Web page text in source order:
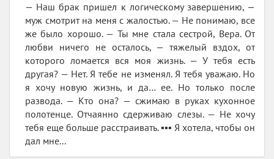
— Наш брак пришел к логическому завершению, —
муж смотрит на меня с жалостью. — Не понимаю, все
же было хорошо. — Ты мне стала сестрой, Вера. От
любви ничего не осталось, — тяжелый вздох, от
которого ломается вся моя жизнь. — У тебя есть
другая? — Нет. Я тебе не изменял. Я тебя уважаю. Но
я хочу новую жизнь, и да… ее. Но только после
развода. — Кто она? — сжимаю в руках кухонное
полотенце. Отчаянно сдерживаю слезы. — Не хочу
тебя еще больше расстраивать. ▪️▪️▪️ Я хотела, чтобы он
дал мне...